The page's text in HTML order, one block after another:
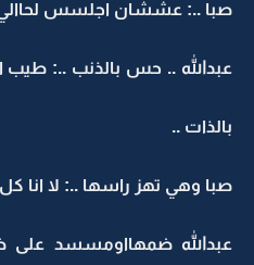
صبا ..: عششان اجلسس
عبدالله .. حس بالذنب ..: طيب
بالذات ..
صبا وهي تهز راسها ..: لا انا
عبدالله ضمهااومسسد على